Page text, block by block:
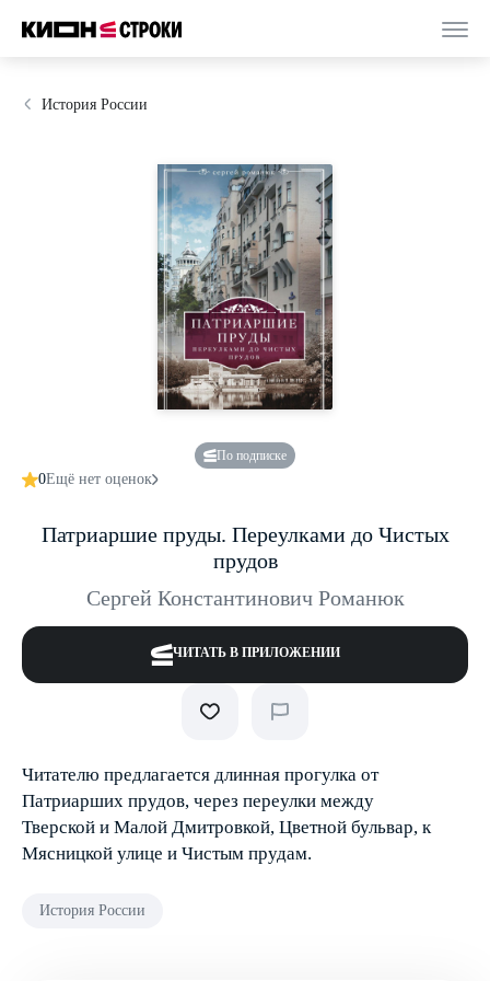
История России
По подписке
0Ещё нет оценок
Патриаршие пруды. Переулками до Чистых
прудов
Сергей Константинович Романюк
ЧИТАТЬ В ПРИЛОЖЕНИИ
Читателю предлагается длинная прогулка от
Патриарших прудов, через переулки между
Тверской и Малой Дмитровкой, Цветной бульвар, к
Мясницкой улице и Чистым прудам.
История России